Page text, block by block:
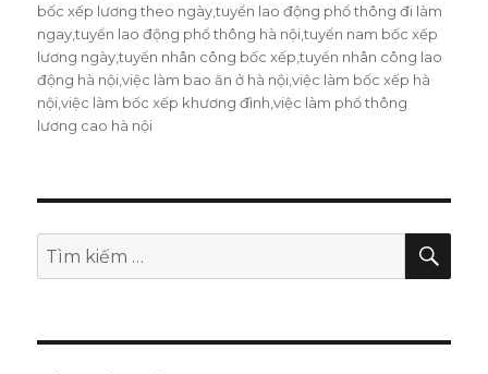
bốc xếp lương theo ngày,tuyển lao động phổ thông đi làm
ngay,tuyển lao động phổ thông hà nội,tuyển nam bốc xếp
lương ngày,tuyển nhân công bốc xếp ,tuyển nhân công lao
động hà nội,việc làm bao ăn ở hà nội,việc làm bốc xếp hà
nội,việc làm bốc xếp khương đình ,việc làm phổ thông
lương cao hà nội
Tìm
kiếm:
TÌM